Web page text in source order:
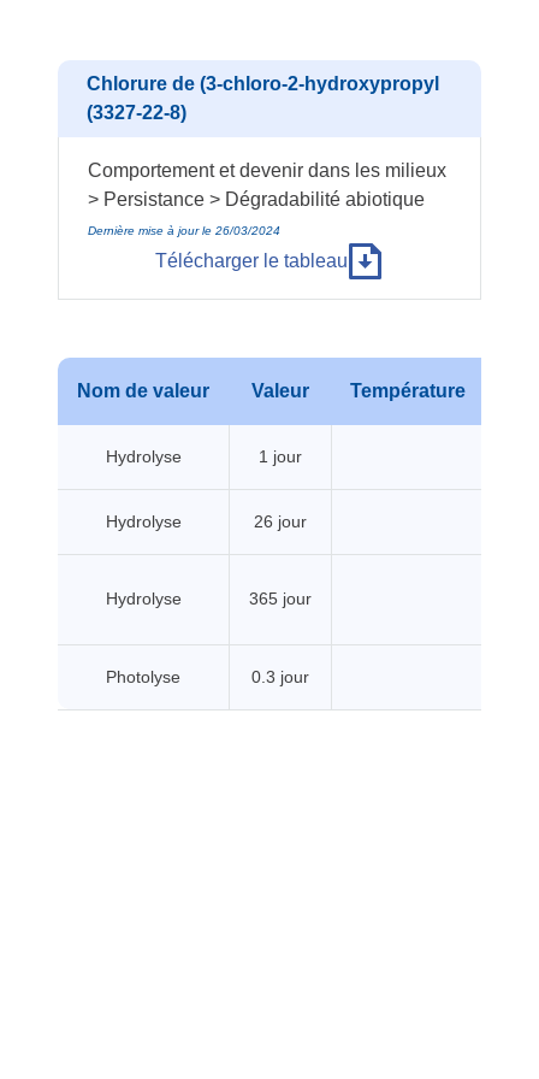
Chlorure de (3-chloro-2-hydroxypropyl
(3327-22-8)
Comportement et devenir dans les milieux
> Persistance > Dégradabilité abiotique
Dernière mise à jour le 26/03/2024
Télécharger le tableau
Nom de valeur Valeur Température
Hydrolyse 1 jour
Hydrolyse 26 jour
Hydrolyse 365 jour
Photolyse 0.3 jour